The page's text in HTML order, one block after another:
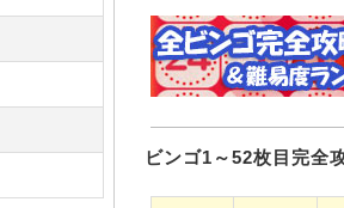
ビンゴ1～52枚目完全